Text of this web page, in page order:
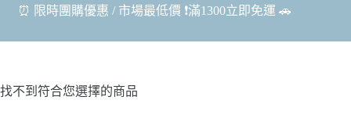
⏰ 限時團購優惠 / 市場最低價 ❗️滿1300立即免運 🚗
找不到符合您選擇的商品